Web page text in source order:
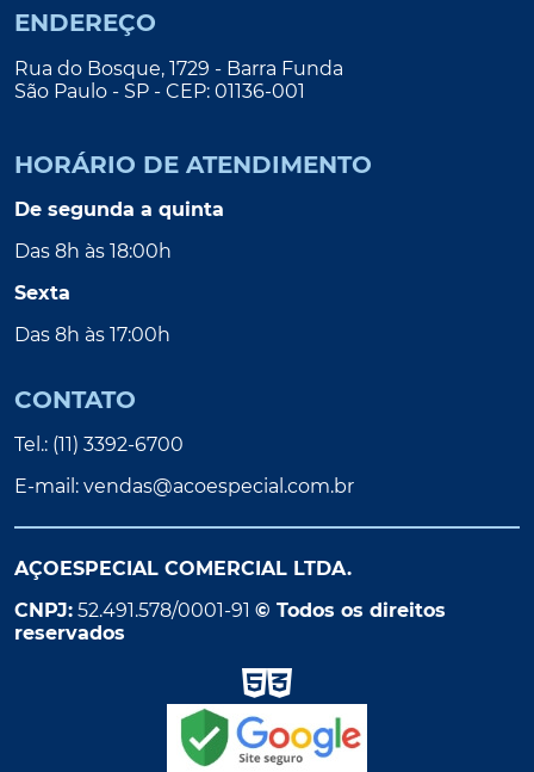
ENDEREÇO
Rua do Bosque, 1729 - Barra Funda
São Paulo - SP - CEP: 01136-001
HORÁRIO DE ATENDIMENTO
De segunda a quinta
Das 8h às 18:00h
Sexta
Das 8h às 17:00h
CONTATO
Tel.: (11) 3392-6700
E-mail: vendas@acoespecial.com.br
AÇOESPECIAL COMERCIAL LTDA.
CNPJ: 52.491.578/0001-91 © Todos os direitos
reservados